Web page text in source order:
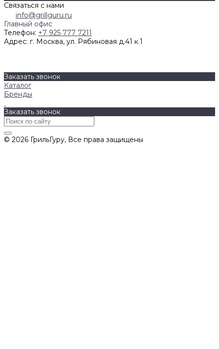
Связаться с нами
info@grillguru.ru
Главный офис
Телефон: +7 925 777 7211
Адрес: г. Москва, ул. Рябиновая д.41 к.1
Заказать звонок
Каталог
Бренды
Заказать звонок
© 2026 ГрильГуру, Все права защищены